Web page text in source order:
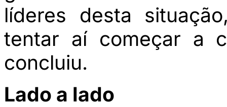
líderes desta
tentar aí começar a
concluiu.
Lado a lado